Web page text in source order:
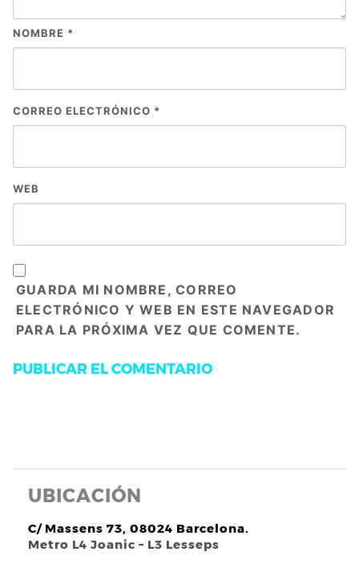
NOMBRE *
CORREO ELECTRÓNICO *
WEB
GUARDA MI NOMBRE, CORREO
ELECTRÓNICO Y WEB EN ESTE NAVEGADOR
PARA LA PRÓXIMA VEZ QUE COMENTE.
UBICACIÓN
C/ Massens 73, 08024 Barcelona.
Metro L4 Joanic – L3 Lesseps